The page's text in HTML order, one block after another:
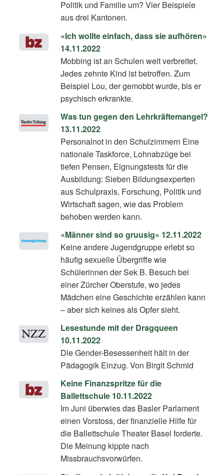
Politik und Familie um? Vier Beispiele
aus drei Kantonen.
«Ich wollte einfach, dass sie aufhören»
14.11.2022
Mobbing ist an Schulen weit verbreitet.
Jedes zehnte Kind ist betroffen. Zum
Beispiel Lou, der gemobbt wurde, bis er
psychisch erkrankte.
Was tun gegen den Lehrkräftemangel?
13.11.2022
Personalnot in den Schulzimmern Eine
nationale Taskforce, Lohnabzüge bei
tiefen Pensen, Eignungstests für die
Ausbildung: Sieben Bildungsexperten
aus Schulpraxis, Forschung, Politik und
Wirtschaft sagen, wie das Problem
behoben werden kann.
«Männer sind so gruusig» 12.11.2022
Keine andere Jugendgruppe erlebt so
häufig sexuelle Übergriffe wie
Schülerinnen der Sek B. Besuch bei
einer Zürcher Oberstufe, wo jedes
Mädchen eine Geschichte erzählen kann
– aber sich keines als Opfer sieht.
Lesestunde mit der Dragqueen
10.11.2022
Die Gender-Besessenheit hält in der
Pädagogik Einzug. Von Birgit Schmid
Keine Finanzspritze für die
Ballettschule 10.11.2022
Im Juni überwies das Basler Parlament
einen Vorstoss, der finanzielle Hilfe für
die Ballettschule Theater Basel forderte.
Die Meinung kippte nach
Missbrauchsvorwürfen.